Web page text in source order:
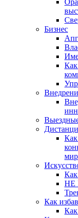
Бизнес
Как
НЕ
Как
Как